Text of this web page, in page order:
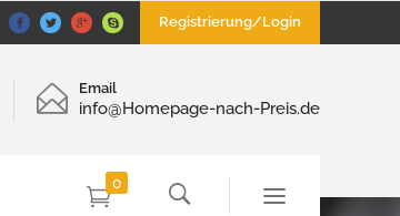
Registrierung/Login
Email
info@Homepage-nach-Preis.de
0